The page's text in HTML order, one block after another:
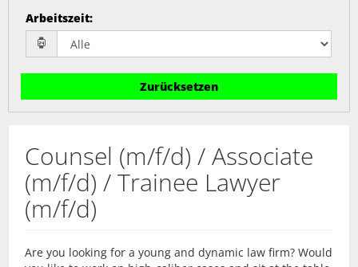
Arbeitszeit:
Zurücksetzen
Counsel (m/f/d) / Associate
(m/f/d) / Trainee Lawyer
(m/f/d)
Are you looking for a young and dynamic law firm? Would